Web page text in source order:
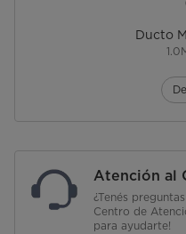
Ducto
Atención al
¿Tenés
Centro de
para ayudarte!